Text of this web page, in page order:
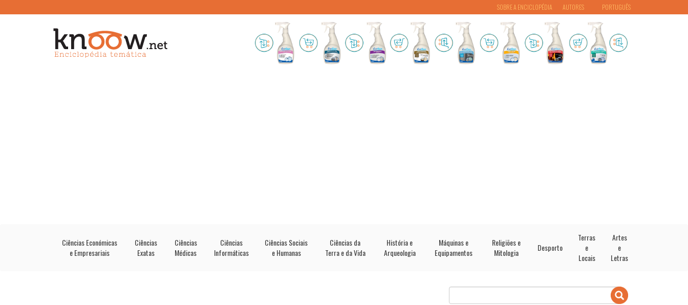
PORTUGUÊS
SOBRE A ENCICLOPÉDIA AUTORES
Ciências Económicas
e Empresariais
Ciências
Exatas
Ciências
Médicas
Ciências
Informáticas
Ciências Sociais
e Humanas
Ciências da
Terra e da Vida
História e
Arqueologia
Máquinas e
Equipamentos
Religiões e
Mitologia
Desporto
Terras
e
Locais
Artes
e
Letras